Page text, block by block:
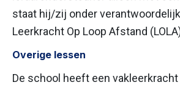
staat hij/zij onder
Leerkracht Op Loop Afstand
Overige lessen
De school heeft een